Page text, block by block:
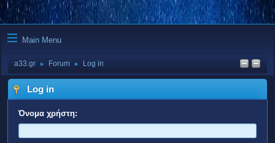
Main Menu
a33.gr ► Forum ► Log in
Log in
Όνομα χρήστη: